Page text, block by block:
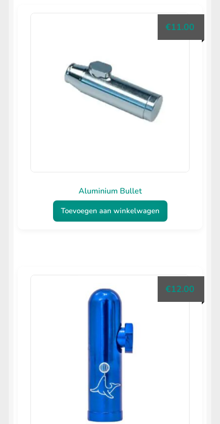
Aluminium Bullet
€11.00
Toevoegen aan winkelwagen
€12.00